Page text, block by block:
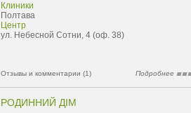
Клиники
Полтава
Центр
ул. Небесной Сотни, 4 (оф. 38)
Отзывы и комментарии (1) Подробнее
РОДИННИЙ ДІМ